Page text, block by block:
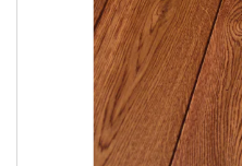
Odcień brązu
pomarańcz zachwyca
oraz pozytywnie
zdecydowanie
wpuścić do swojego